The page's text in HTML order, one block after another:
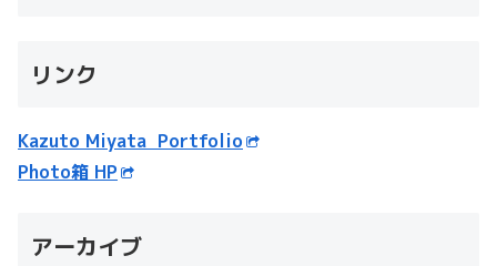
リンク
Kazuto Miyata Portfolio
Photo箱 HP
アーカイブ